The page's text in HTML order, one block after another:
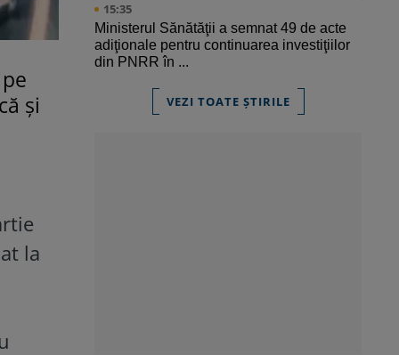
și
la
15:35
Ministerul Sănătăţii a semnat 49 de acte
adiţionale pentru continuarea investiţiilor
din PNRR în ...
VEZI TOATE ȘTIRILE